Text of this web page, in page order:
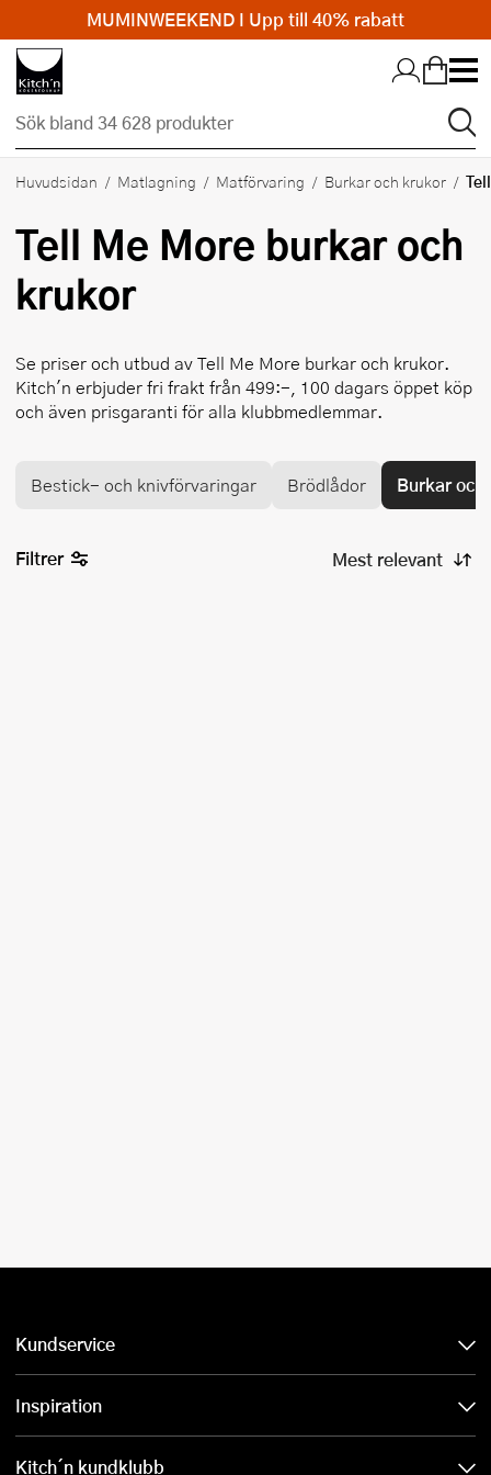
Hopp till huvudinnehållet
Huvudsidan Matlagning Matförvaring Burkar och krukor
Tell Me More burkar och
krukor
Se priser och utbud avTell Me More burkar och krukor.
Kitch'n erbjuder fri frakt från 499:-, 100 dagars öppet köp
och även prisgaranti för alla klubbmedlemmar.
Bestick- och knivförvaringar Brödlådor Burkar
Filtrer
Kundservice
Inspiration
Kitch´n kundklubb
MUMINWEEKEND I Upp till 40% rabatt